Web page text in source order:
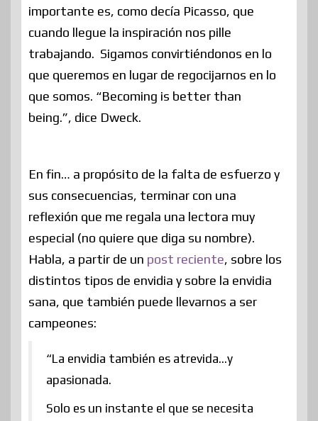
importante es, como decía Picasso, que
cuando llegue la inspiración nos pille
trabajando. Sigamos convirtiéndonos en lo
que queremos en lugar de regocijarnos en lo
que somos. “Becoming is better than
being.”, dice Dweck.
En fin… a propósito de la falta de esfuerzo y
sus consecuencias, terminar con una
reflexión que me regala una lectora muy
especial (no quiere que diga su nombre).
Habla, a partir de un post reciente, sobre los
distintos tipos de envidia y sobre la envidia
sana, que también puede llevarnos a ser
campeones:
“La envidia también es atrevida…y
apasionada.
Solo es un instante el que se necesita